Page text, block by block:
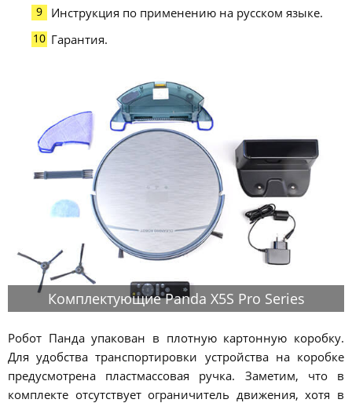
Инструкция по применению на русском языке.
Гарантия.
Комплектующие Panda X5S Pro Series
Робот Панда упакован в плотную картонную коробку.
Для удобства транспортировки устройства на коробке
предусмотрена пластмассовая ручка. Заметим, что в
комплекте отсутствует ограничитель движения, хотя в